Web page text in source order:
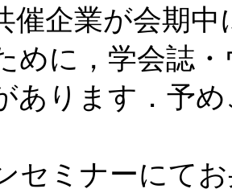
催企業が会期
めに，学会誌
あります．予
セミナーにて